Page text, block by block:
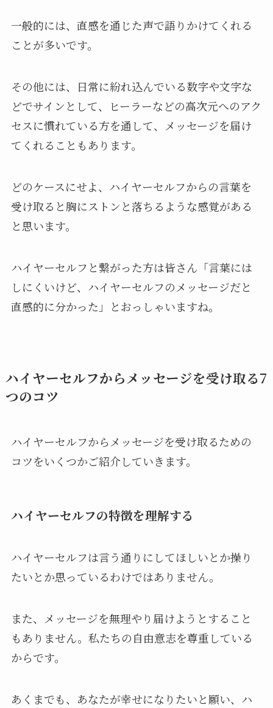
一般的には、直感を通じた声で語りかけてくれる
ことが多いです。
その他には、日常に紛れ込んでいる数字や文字な
どでサインとして、ヒーラーなどの高次元へのアク
セスに慣れている方を通して、メッセージを届け
てくれることもあります。
どのケースにせよ、ハイヤーセルフからの言葉を
受け取ると胸にストンと落ちるような感覚がある
と思います。
ハイヤーセルフと繋がった方は皆さん「言葉には
しにくいけど、ハイヤーセルフのメッセージだと
直感的に分かった」とおっしゃいますね。
ハイヤーセルフからメッセージを受け取る7
つのコツ
ハイヤーセルフからメッセージを受け取るための
コツをいくつかご紹介していきます。
ハイヤーセルフの特徴を理解する
ハイヤーセルフは言う通りにしてほしいとか操り
たいとか思っているわけではありません。
また、メッセージを無理やり届けようとすること
もありません。私たちの自由意志を尊重している
からです。
あくまでも、あなたが幸せになりたいと願い、ハ